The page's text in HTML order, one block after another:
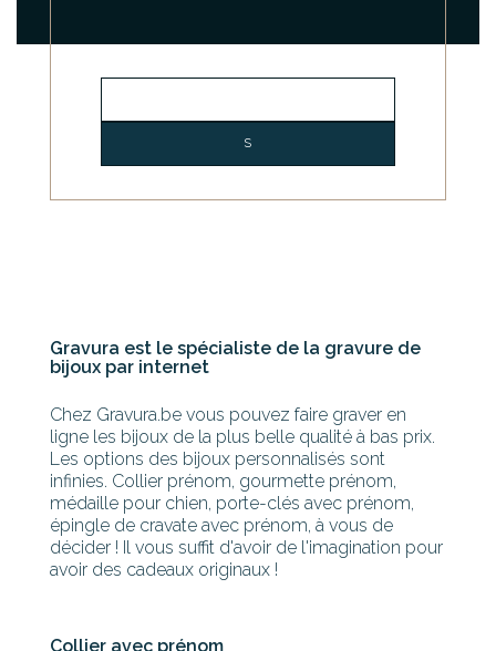
Gravura est le spécialiste de la gravure de
bijoux par internet
Chez Gravura.be vous pouvez faire graver en
ligne les bijoux de la plus belle qualité à bas prix.
Les options des bijoux personnalisés sont
infinies. Collier prénom, gourmette prénom,
médaille pour chien, porte-clés avec prénom,
épingle de cravate avec prénom, à vous de
décider ! Il vous suffit d'avoir de l'imagination pour
avoir des cadeaux originaux !
Collier avec prénom